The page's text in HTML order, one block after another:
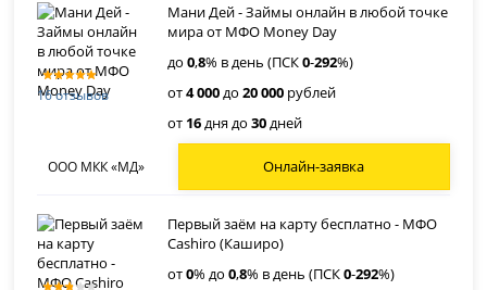
16 отзывов
Мани Дей - Займы онлайн в любой точке
мира от МФО Money Day
до0,8% в день (ПСК0-292%)
от4 000до20 000 рублей
от 16дня до30дней
ООО МКК «МД» Онлайн-заявка
Первый заём на карту бесплатно - МФО
Cashiro (Каширо)
от0% до0,8% в день (ПСК0-292%)